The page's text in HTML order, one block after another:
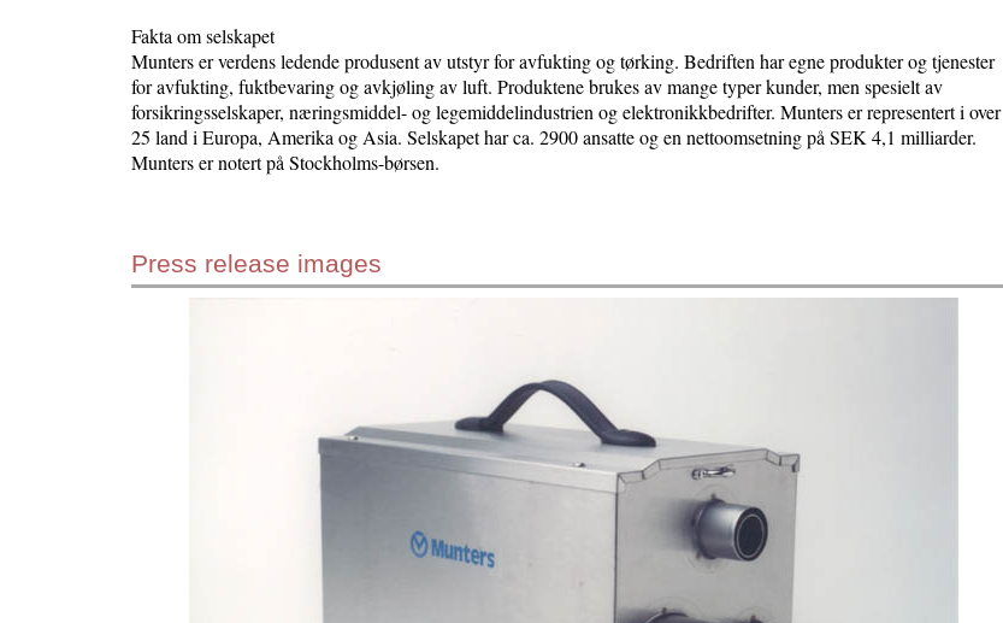
Fakta om selskapet
Munters er verdens ledende produsent av utstyr for avfukting og tørking. Bedriften har egne produkter og tjenester
for avfukting, fuktbevaring og avkjøling av luft. Produktene brukes av mange typer kunder, men spesielt av
forsikringsselskaper, næringsmiddel- og legemiddelindustrien og elektronikkbedrifter. Munters er representert i over
25 land i Europa, Amerika og Asia. Selskapet har ca. 2900 ansatte og en nettoomsetning på SEK 4,1 milliarder.
Munters er notert på Stockholms-børsen.
Press release images